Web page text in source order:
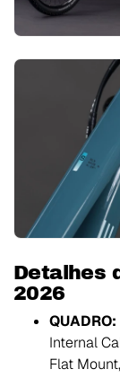
Detalhes
2026
QUADRO:
Internal
Flat